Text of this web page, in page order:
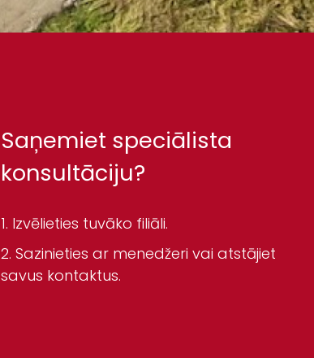
Saņemiet speciālista
konsultāciju?
Izvēlieties tuvāko filiāli.
Sazinieties ar menedžeri vai atstājiet
savus kontaktus.